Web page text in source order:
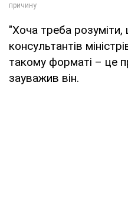
"Хоча треба розуміти,
консультантів
такому форматі – це
зауважив він.